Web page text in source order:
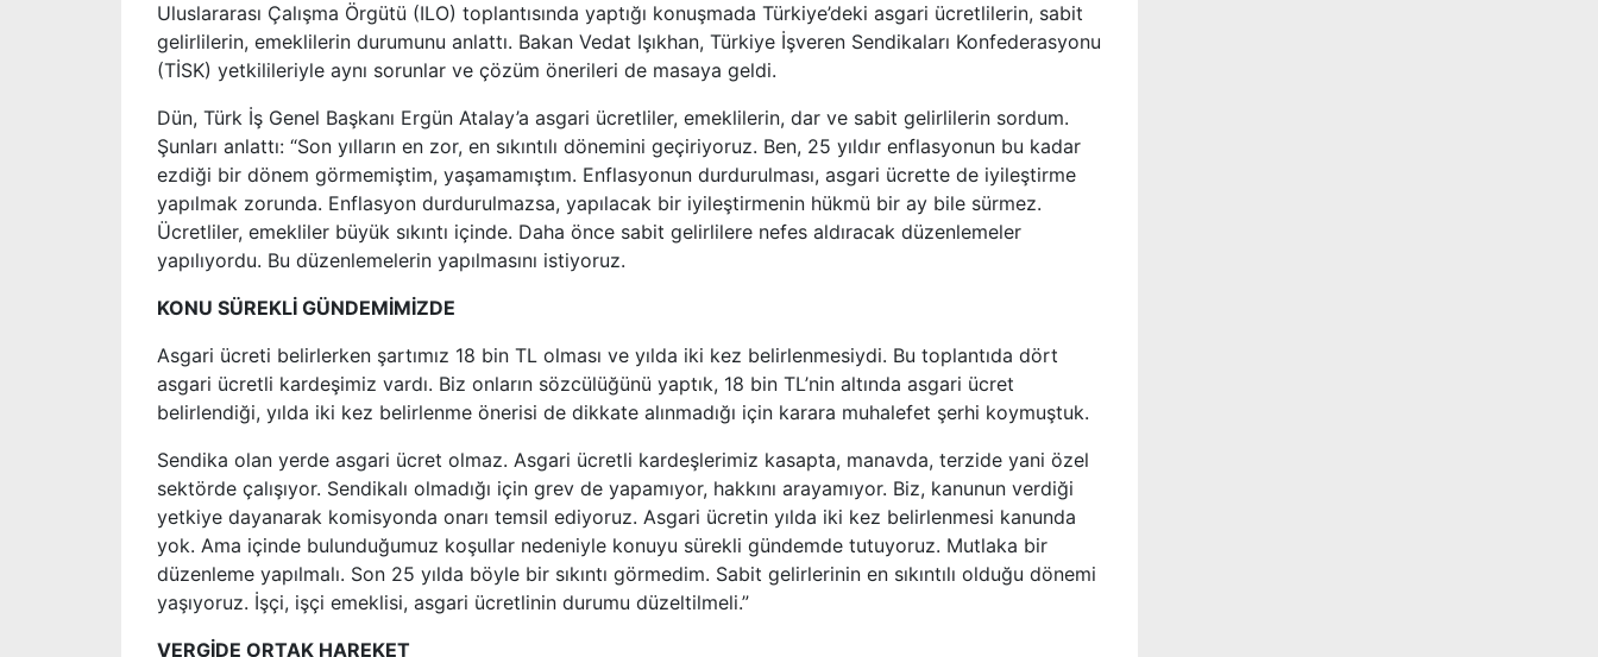
Uluslararası Çalışma Örgütü (ILO) toplantısında yaptığı konuşmada Türkiye’deki asgari ücretlilerin, sabit
gelirlilerin, emeklilerin durumunu anlattı. Bakan Vedat Işıkhan, Türkiye İşveren Sendikaları Konfederasyonu
(TİSK) yetkilileriyle aynı sorunlar ve çözüm önerileri de masaya geldi.
Dün, Türk İş Genel Başkanı Ergün Atalay’a asgari ücretliler, emeklilerin, dar ve sabit gelirlilerin sordum.
Şunları anlattı: “Son yılların en zor, en sıkıntılı dönemini geçiriyoruz. Ben, 25 yıldır enflasyonun bu kadar
ezdiği bir dönem görmemiştim, yaşamamıştım. Enflasyonun durdurulması, asgari ücrette de iyileştirme
yapılmak zorunda. Enflasyon durdurulmazsa, yapılacak bir iyileştirmenin hükmü bir ay bile sürmez.
Ücretliler, emekliler büyük sıkıntı içinde. Daha önce sabit gelirlilere nefes aldıracak düzenlemeler
yapılıyordu. Bu düzenlemelerin yapılmasını istiyoruz.
KONU SÜREKLİ GÜNDEMİMİZDE
Asgari ücreti belirlerken şartımız 18 bin TL olması ve yılda iki kez belirlenmesiydi. Bu toplantıda dört
asgari ücretli kardeşimiz vardı. Biz onların sözcülüğünü yaptık, 18 bin TL’nin altında asgari ücret
belirlendiği, yılda iki kez belirlenme önerisi de dikkate alınmadığı için karara muhalefet şerhi koymuştuk.
Sendika olan yerde asgari ücret olmaz. Asgari ücretli kardeşlerimiz kasapta, manavda, terzide yani özel
sektörde çalışıyor. Sendikalı olmadığı için grev de yapamıyor, hakkını arayamıyor. Biz, kanunun verdiği
yetkiye dayanarak komisyonda onarı temsil ediyoruz. Asgari ücretin yılda iki kez belirlenmesi kanunda
yok. Ama içinde bulunduğumuz koşullar nedeniyle konuyu sürekli gündemde tutuyoruz. Mutlaka bir
düzenleme yapılmalı. Son 25 yılda böyle bir sıkıntı görmedim. Sabit gelirlerinin en sıkıntılı olduğu dönemi
yaşıyoruz. İşçi, işçi emeklisi, asgari ücretlinin durumu düzeltilmeli.”
VERGİDE ORTAK HAREKET